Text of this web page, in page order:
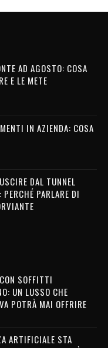
AD AGOSTO: COSA
E LE METE
IN AZIENDA: COSA
DAL TUNNEL
PERCHÉ PARLARE DI
SOFFITTI
UN LUSSO CHE
POTRÀ MAI OFFRIRE
ARTIFICIALE STA